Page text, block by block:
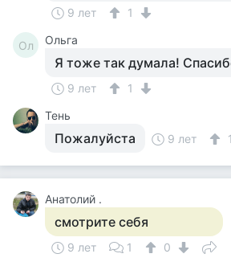
9 лет 1
Ол Ольга
Я тоже так думала!
9 лет
1
Тень
Пожалуйста 9 лет 1
Анатолий .
смотрите себя
9 лет 1 0